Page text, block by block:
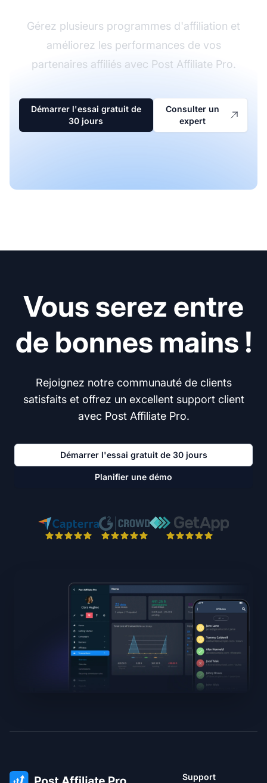
Gérez plusieurs programmes d'affiliation et
améliorez les performances de vos
partenaires affiliés avec Post Affiliate Pro.
Démarrer l'essai gratuit de
30 jours
Consulter un
expert
Vous serez entre
de bonnes mains !
Rejoignez notre communauté de clients
satisfaits et offrez un excellent support client
avec Post Affiliate Pro.
Démarrer l'essai gratuit de 30 jours
Planifier une démo
Support